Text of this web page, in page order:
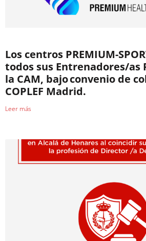
Los centros PREMIUM-
todos sus Entrenadores/as
la CAM, bajo convenio de
COPLEF Madrid.
Leer más